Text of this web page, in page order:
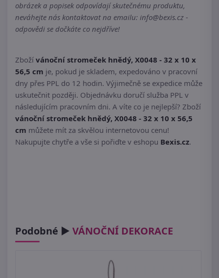
obrázek a popisek odpovídají skutečnému produktu,
neváhejte nás kontaktovat na emailu: info@bexis.cz -
odpovědi se dočkáte co nejdříve!
Zboží vánoční stromeček hnědý, X0048 - 32 x 10 x
56,5 cm je, pokud je skladem, expedováno v pracovní
dny přes PPL do 12 hodin. Výjimečně se expedice může
uskutečnit později. Objednávku doručí služba PPL v
následujícím pracovním dni. A víte co je nejlepší? Zboží
vánoční stromeček hnědý, X0048 - 32 x 10 x 56,5
cm můžete mít za skvělou internetovou cenu!
Nakupujte chytře a vše si pořiďte v eshopu Bexis.cz.
Podobné ► VÁNOČNÍ DEKORACE